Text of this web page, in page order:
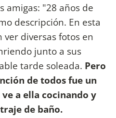
amigas: "28 años de
descripción. En esta
diversas fotos en
junto a sus
tarde soleada. Pero
de todos fue un
a ella cocinando y
de baño.